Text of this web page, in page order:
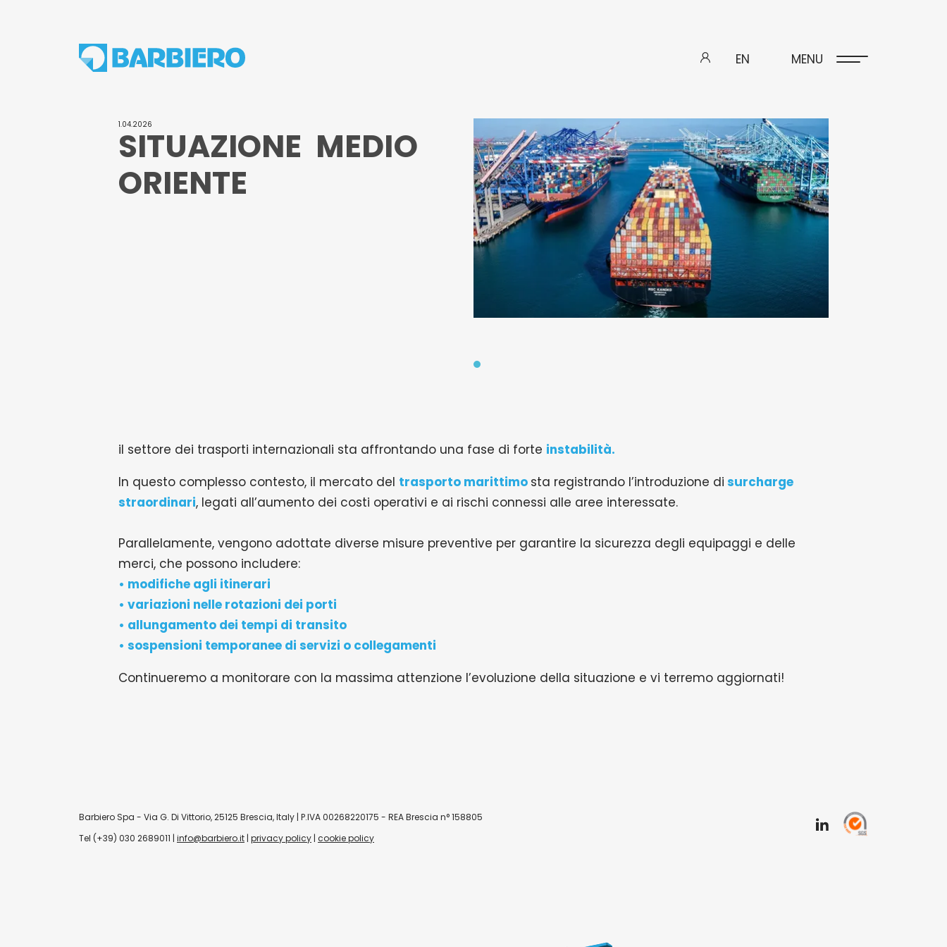
EN MENU
1.04.2026
SITUAZIONE MEDIO
ORIENTE
il settore dei trasporti internazionali sta affrontando una fase di forte instabilità.
In questo complesso contesto, il mercato del trasporto marittimo sta registrando l’introduzione di surcharge
straordinari, legati all’aumento dei costi operativi e ai rischi connessi alle aree interessate.
Parallelamente, vengono adottate diverse misure preventive per garantire la sicurezza degli equipaggi e delle
merci, che possono includere:
• modifiche agli itinerari
• variazioni nelle rotazioni dei porti
• allungamento dei tempi di transito
• sospensioni temporanee di servizi o collegamenti
Continueremo a monitorare con la massima attenzione l’evoluzione della situazione e vi terremo aggiornati!
Barbiero Spa - Via G. Di Vittorio, 25125 Brescia, Italy | P.IVA 00268220175 - REA Brescia n° 158805
Tel (+39) 030 2689011 | info@barbiero.it | privacy policy | cookie policy